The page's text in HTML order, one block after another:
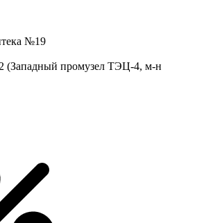
№19
(Западный промузел ТЭЦ-4, м-н